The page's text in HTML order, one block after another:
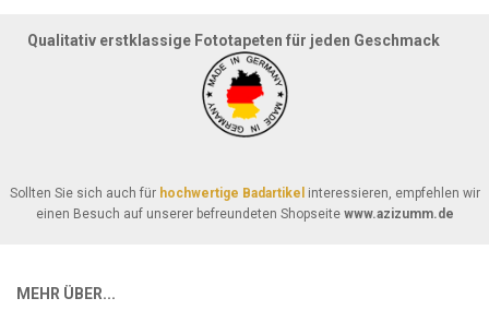
Qualitativ erstklassige Fototapeten für jeden Geschmack
Sollten Sie sich auch für hochwertige Badartikel interessieren, empfehlen wir
einen Besuch auf unserer befreundeten Shopseite www.azizumm.de
MEHR ÜBER...